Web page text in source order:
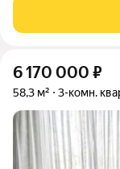
выше можно в
Поблизости
6 170 000 ₽
58,3 м² 3-комн.